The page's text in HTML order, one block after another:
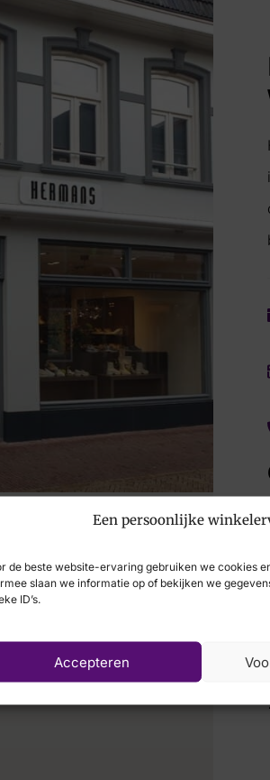
Een persoonlijke
de beste website-ervaring gebruiken we cookies
slaan we informatie op of bekijken we
ID’s.
Accepteren